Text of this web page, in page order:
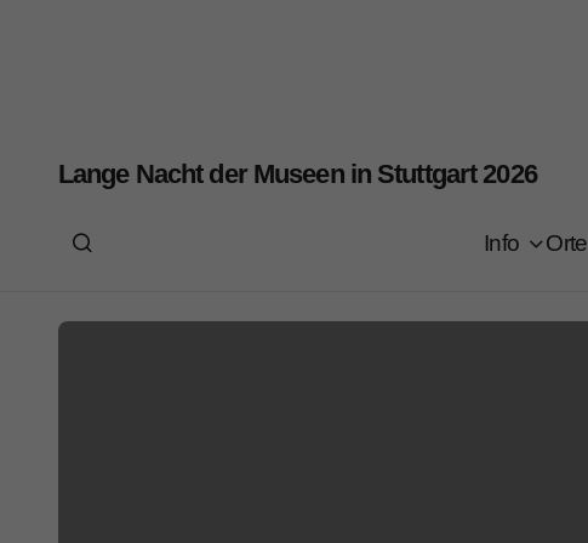
Lange Nacht der Museen in Stuttgart 2026
Info Orte